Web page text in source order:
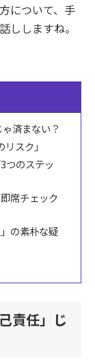
について、手
ししますね。
済まない？
スク」
つのステッ
席チェック
の素朴な疑
責任」じ